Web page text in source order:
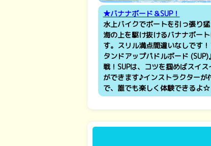
★バナナボード＆SUP！
水上バイクでボートを引っ張り
海の上を駆け抜けるバナナボー
す。スリル満点間違いなしです
タンドアップパドルボード (SUP)
戦！SUPは、コツを掴めばスイス
ができます♪インストラクターが
で、誰でも楽しく体験できるよ☆